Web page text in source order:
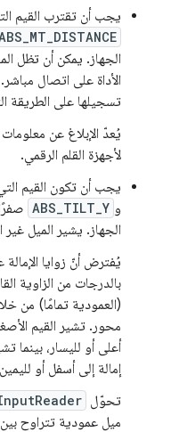
يجب أن تقترب القيم
الجهاز. يمكن أن تظل
الأداة على اتصال
تسجيلها على الطريقة
يُعدّ الإبلاغ عن
لأجهزة القلم الرقمي.
يجب أن تكون القيم
و ABS_TILT_Y
الجهاز. يشير الميل غير
بالدرجات من الزاوية
(العمودية تمامًا) من
محور. تشير القيم
أعلى أو لليسار، بينما
إمالة إلى أسفل أو
تحوّل
ميل عمودية تتراوح بين 0 و